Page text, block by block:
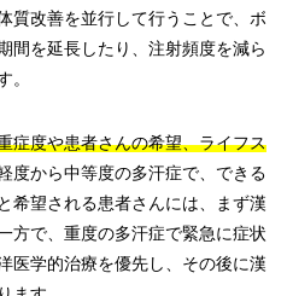
質改善を並行して行うことで、ボ
間を延長したり、注射頻度を減ら
。
症度や患者さんの希望、ライフス
度から中等度の多汗症で、できる
希望される患者さんには、まず漢
方で、重度の多汗症で緊急に症状
医学的治療を優先し、その後に漢